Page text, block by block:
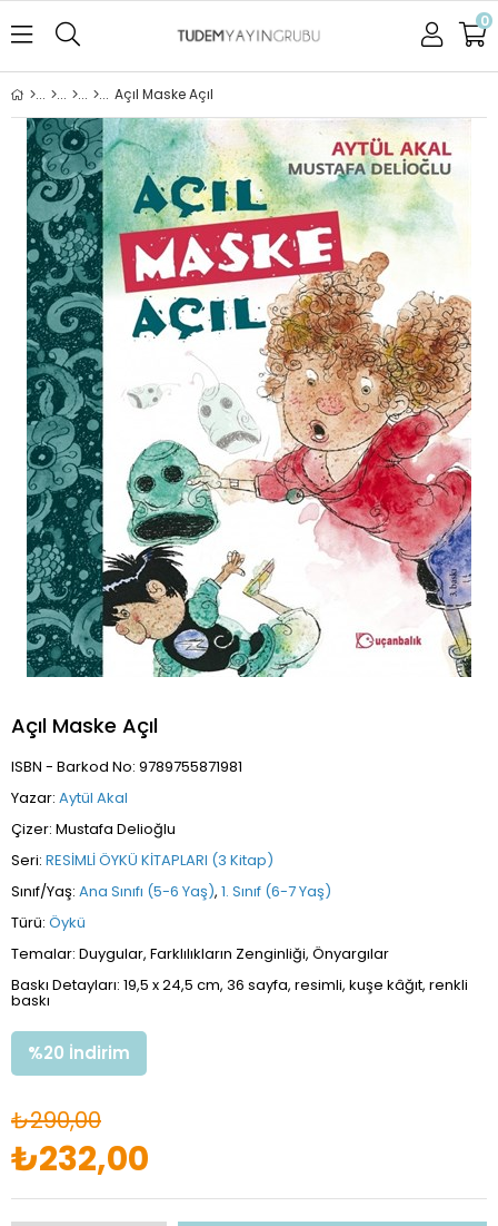
0
Açıl Maske Açıl
Açıl Maske Açıl
ISBN - Barkod No: 9789755871981
Yazar: Aytül Akal
Çizer: Mustafa Delioğlu
Seri: RESİMLİ ÖYKÜ KİTAPLARI (3 Kitap)
Sınıf/Yaş: Ana Sınıfı (5-6 Yaş), 1. Sınıf (6-7 Yaş)
Türü: Öykü
Temalar: Duygular, Farklılıkların Zenginliği, Önyargılar
Baskı Detayları: 19,5 x 24,5 cm, 36 sayfa, resimli, kuşe kâğıt, renkli
baskı
%20 İndirim
₺290,00
₺232,00